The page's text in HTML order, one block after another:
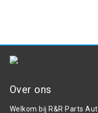
Over ons
Welkom bij R&R Parts